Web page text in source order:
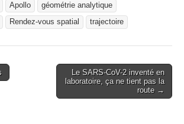
Apollo
géométrie analytique
Rendez-vous spatial trajectoire
Le SARS-CoV-2 inventé en
laboratoire, ça ne tient pas la
route →